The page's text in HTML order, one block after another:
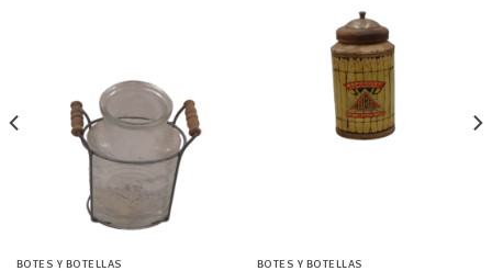
BOTES Y BOTELLAS BOTES Y BOTELLAS